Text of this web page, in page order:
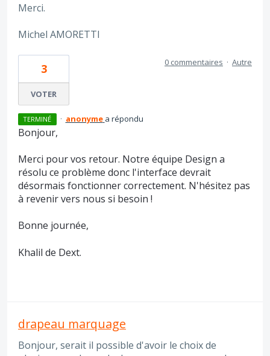
Merci.
Michel AMORETTI
3
VOTER
0 commentaires · Autre
TERMINÉ · anonyme a répondu
Bonjour,
Merci pour vos retour. Notre équipe Design a
résolu ce problème donc l'interface devrait
désormais fonctionner correctement. N'hésitez pas
à revenir vers nous si besoin !
Bonne journée,
Khalil de Dext.
drapeau marquage
Bonjour, serait il possible d'avoir le choix de